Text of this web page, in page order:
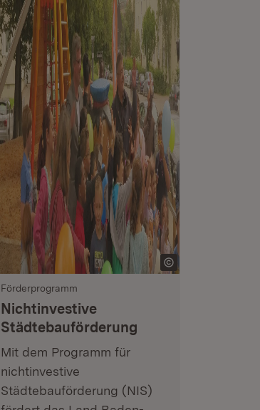
Förderprogramm
Nichtinvestive
Städtebauförderung
Mit dem Programm für
nichtinvestive
Städtebauförderung (NIS)